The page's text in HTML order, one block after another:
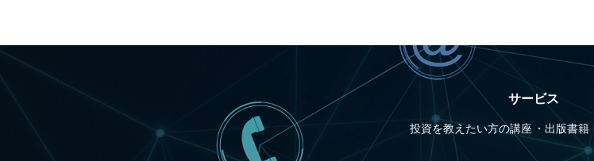
サービス
投資を教えたい方の講座 出版書籍